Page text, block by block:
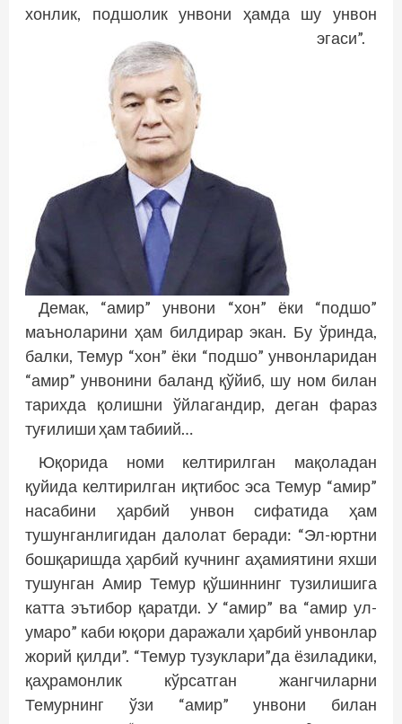
хонлик, подшолик унвони ҳамда шу унвон
эгаси”.
Демак, “амир” унвони “хон” ёки “подшо”
маъноларини ҳам билдирар экан. Бу ўринда,
балки, Темур “хон” ёки “подшо” унвонларидан
“амир” унвонини баланд қўйиб, шу ном билан
тарихда қолишни ўйлагандир, деган фараз
туғилиши ҳам табиий…
Юқорида номи келтирилган мақоладан
қуйида келтирилган иқтибос эса Темур “амир”
насабини ҳарбий унвон сифатида ҳам
тушунганлигидан далолат беради: “Эл-юртни
бошқаришда ҳарбий кучнинг аҳамиятини яхши
тушунган Амир Темур қўшиннинг тузилишига
катта эътибор қаратди. У “амир” ва “амир ул-
умаро” каби юқори даражали ҳарбий унвонлар
жорий қилди”. “Темур тузуклари”да ёзиладики,
қаҳрамонлик кўрсатган жангчиларни
Темурнинг ўзи “амир” унвони билан